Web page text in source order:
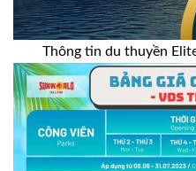
Thông tin du thuyền